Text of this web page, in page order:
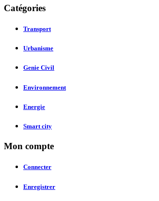
Catégories
Transport
Urbanisme
Genie Civil
Environnement
Energie
Smart city
Mon compte
Connecter
Enregistrer